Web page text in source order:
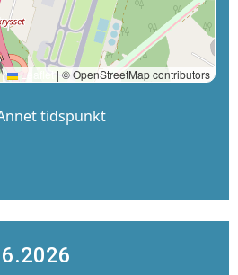
Leaflet | © OpenStreetMap contributors
tidspunkt